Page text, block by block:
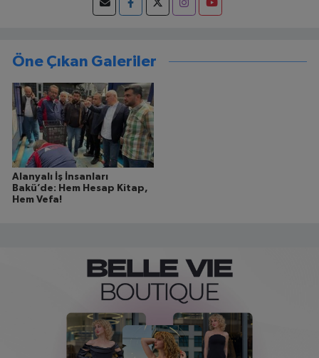
Öne Çıkan Galeriler
Alanyalı İş İnsanları
Bakü’de: Hem Hesap Kitap,
Hem Vefa!